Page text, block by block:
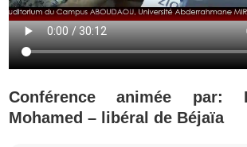
Conférence animée par:
Mohamed – libéral de Béjaïa